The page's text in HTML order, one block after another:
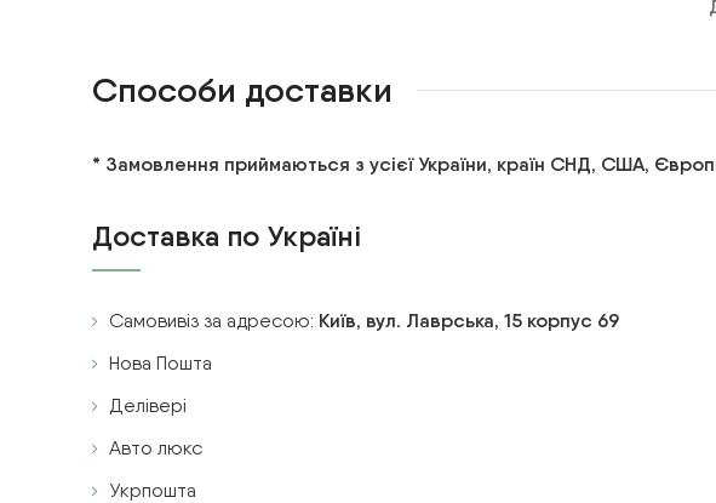
Способи доставки
* Замовлення приймаються з усієї України, країн СНД, США,
Доставка по Україні
Самовивіз за адресою: Київ, вул. Лаврська, 15 корпус 69
Нова Пошта
Делівері
Авто люкс
Укрпошта